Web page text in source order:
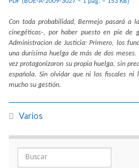
Con toda probabilidad, Bermejo pasará a
cinegéticas-, por haber puesto en pie de
Administracion de Justicia: Primero, los
una durísima huelga de más de dos
vez protagonizaron su propia huelga, sin
española. Sin olvidar que ni los fiscales ni
mucho su gestión.
Varios
Search for: